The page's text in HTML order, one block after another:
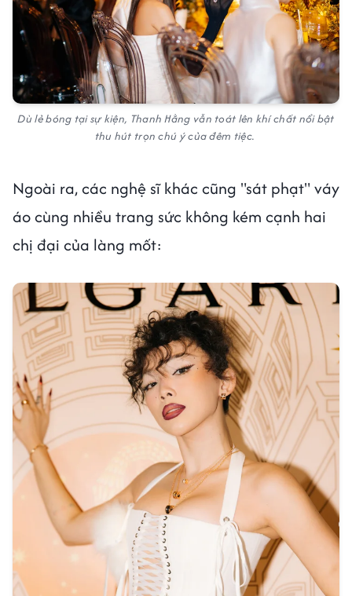
Dù lẻ bóng tại sự kiện, Thanh Hằng vẫn toát lên khí chất nổi bật
thu hút trọn chú ý của đêm tiệc.
Ngoài ra, các nghệ sĩ khác cũng "sát phạt" váy
áo cùng nhiều trang sức không kém cạnh hai
chị đại của làng mốt: